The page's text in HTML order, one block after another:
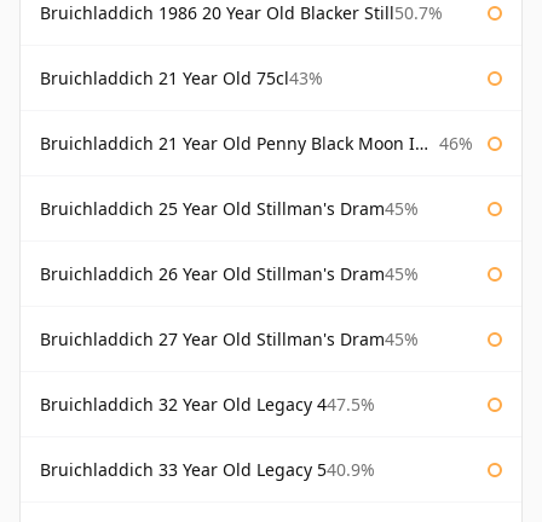
Bruichladdich 1986 20 Year Old Blacker Still50.7%
Bruichladdich 21 Year Old 75cl43%
Bruichladdich 21 Year Old Penny Black Moon Import 46%
Bruichladdich 25 Year Old Stillman's Dram45%
Bruichladdich 26 Year Old Stillman's Dram45%
Bruichladdich 27 Year Old Stillman's Dram45%
Bruichladdich 32 Year Old Legacy 447.5%
Bruichladdich 33 Year Old Legacy 540.9%